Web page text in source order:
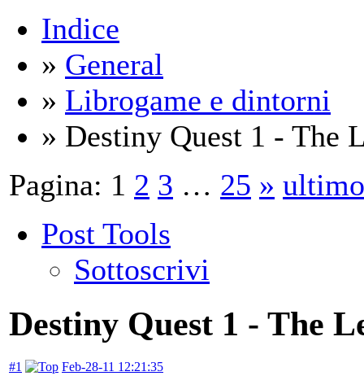
Indice
» General
» Librogame e dintorni
» Destiny Quest 1 - The
Pagina: 1 2 3 … 25 » ultimo
Post Tools
Sottoscrivi
Destiny Quest 1 - The
#1 Feb-28-11 12:21:35